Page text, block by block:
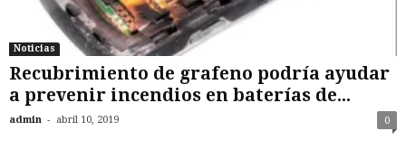
Noticias
Recubrimiento de grafeno podría ayudar
a prevenir incendios en baterías de...
admin - abril 10, 2019 0